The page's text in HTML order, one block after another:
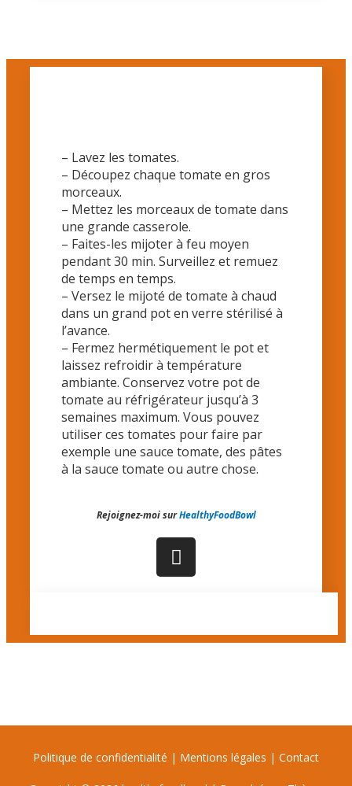
– Lavez les tomates.
– Découpez chaque tomate en gros
morceaux.
– Mettez les morceaux de tomate dans
une grande casserole.
– Faites-les mijoter à feu moyen
pendant 30 min. Surveillez et remuez
de temps en temps.
– Versez le mijoté de tomate à chaud
dans un grand pot en verre stérilisé à
l’avance.
– Fermez hermétiquement le pot et
laissez refroidir à température
ambiante. Conservez votre pot de
tomate au réfrigérateur jusqu’à 3
semaines maximum. Vous pouvez
utiliser ces tomates pour faire par
exemple une sauce tomate, des pâtes
à la sauce tomate ou autre chose.
Rejoignez-moi surHealthyFoodBowl
Politique de confidentialité | Mentions légales | Contact